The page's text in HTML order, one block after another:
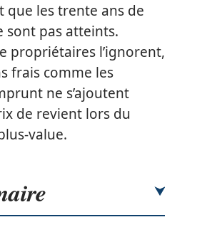
que les trente ans de
sont pas atteints.
propriétaires l’ignorent,
frais comme les
ne s’ajoutent
de revient lors du
value.